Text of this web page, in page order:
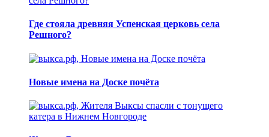
Где стояла древняя Успенская церковь села
Решного?
Новые имена на Доске почёта